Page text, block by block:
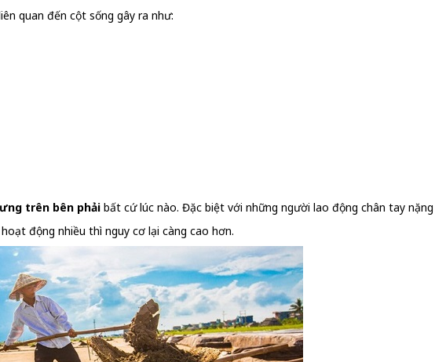
quan đến cột sống gây ra như:
trên bên phải bất cứ lúc nào. Đặc biệt với những người lao động chân tay nặng
động nhiều thì nguy cơ lại càng cao hơn.